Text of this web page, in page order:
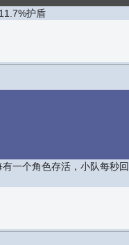
护盾
一个角色存活，小队每秒